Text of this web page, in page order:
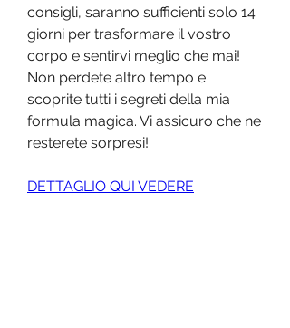
consigli, saranno sufficienti solo 14
giorni per trasformare il vostro
corpo e sentirvi meglio che mai!
Non perdete altro tempo e
scoprite tutti i segreti della mia
formula magica. Vi assicuro che ne
resterete sorpresi!
DETTAGLIO QUI VEDERE